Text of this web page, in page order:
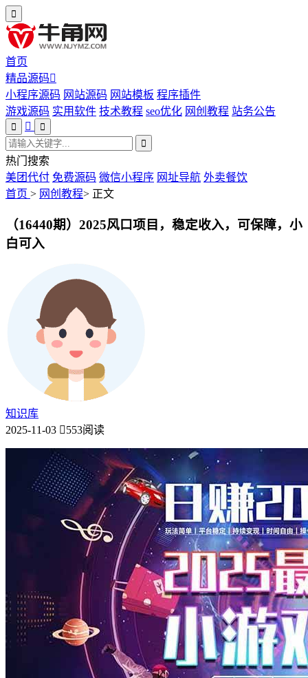
首页
精品源码
小程序源码 网站源码 网站模板 程序插件
游戏源码 实用软件 技术教程 seo优化 网创教程 站务公告
热门搜索
美团代付 免费源码 微信小程序 网址导航 外卖餐饮
首页 > 网创教程> 正文
（16440期）2025风口项目，稳定收入，可保障，小
白可入
知识库
2025-11-03
553阅读